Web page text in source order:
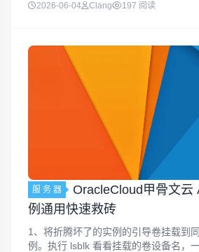
mouseSwitch =...
2026-06-04 Clang 197 阅读
服 务 器
OracleCloud甲骨文云
例通用快速救砖
1、将折腾坏了的实例的引导卷挂载到
例。执行 lsblk 看看挂载的卷设备名，